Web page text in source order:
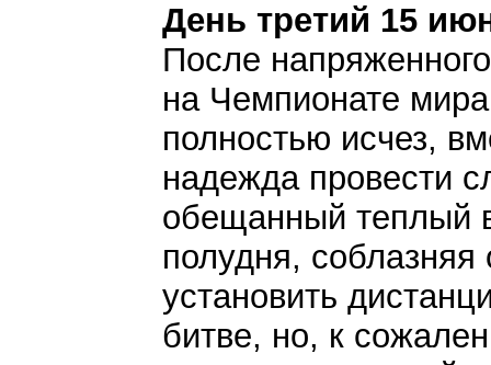
День третий 15
После
на Чемпионате
полностью исчез,
надежда провести
обещанный теплый
полудня, соблазняя
установить
битве, но, к